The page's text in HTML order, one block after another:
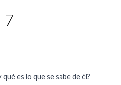
7
es lo que se sabe de él?